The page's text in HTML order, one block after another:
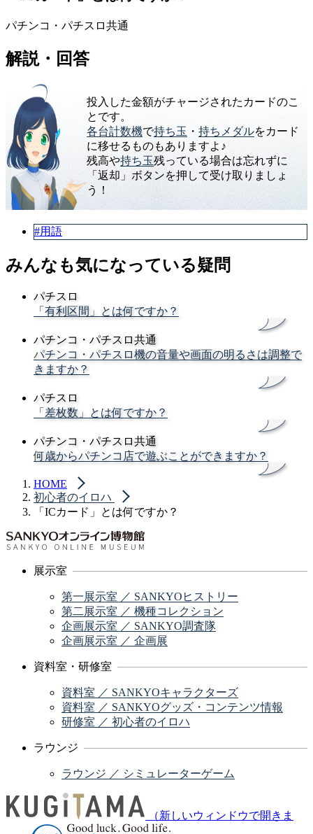
パチンコ・パチスロ共通
解説・回答
投入した金額がチャージされたカードのこ
とです。
各台計数機で持ち玉 ・ 持ちメダルをカード
に移せるものもありますよ♪
残高や持ち玉残っている場合は忘れずに
「返却」ボタンを押して受け取りましょ
う！
#用語
みんなも気になっている疑問
パチスロ
「有利区間」とは何ですか？
パチンコ・パチスロ共通
パチンコ・パチスロ機の音量や画面の明るさは調整で
きますか？
パチスロ
「差枚数」とは何ですか？
パチンコ・パチスロ共通
何歳からパチンコ店で遊ぶことができますか？
HOME
初心者のイロハ
「ICカード」とは何ですか？
展示室
第一展示室 ／ SANKYOヒストリー
第二展示室 ／ 機種コレクション
企画展示室 ／ SANKYO調査隊
企画展示室 ／ 企画展
資料室・研修室
資料室 ／ SANKYOキャラクターズ
資料室 ／ SANKYOグッズ・コンテンツ情報
研修室 ／ 初心者のイロハ
ラウンジ
ラウンジ ／ シミュレーターゲーム
（新しいウィンドウで開きま